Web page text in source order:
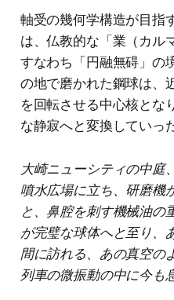
軸受の幾何学構造が目指
は、仏教的な「業（カル
すなわち「円融無碍」の
の地で磨かれた鋼球は、
を回転させる中心核とな
な静寂へと変換していっ
大崎ニューシティの中庭
噴水広場に立ち、研磨機
と、鼻腔を刺す機械油の
が完璧な球体へと至り、
間に訪れる、あの真空の
列車の微振動の中に今も